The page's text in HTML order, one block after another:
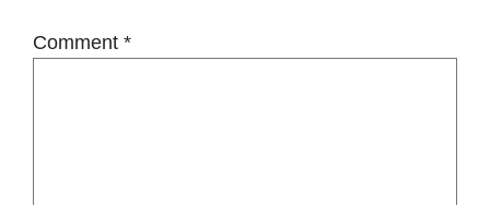
Comment *